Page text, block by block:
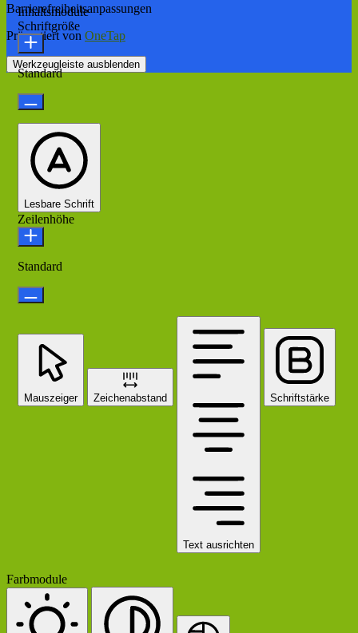
Barrierefreiheitsanpassungen
Präsentiert von OneTap
Werkzeugleiste ausblenden
Inhaltsmodule
Schriftgröße
Standard
Lesbare Schrift
Zeilenhöhe
Standard
Mauszeiger Zeichenabstand
Text ausrichten
Schriftstärke
Farbmodule